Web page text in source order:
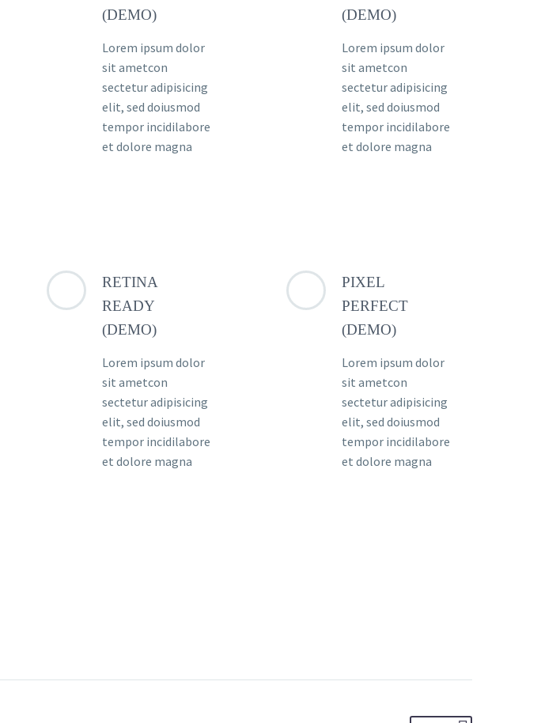
(DEMO)
Lorem ipsum dolor
sit ametcon
sectetur adipisicing
elit, sed doiusmod
tempor incidilabore
et dolore magna
(DEMO)
Lorem ipsum dolor
sit ametcon
sectetur adipisicing
elit, sed doiusmod
tempor incidilabore
et dolore magna
RETINA
READY
(DEMO)
Lorem ipsum dolor
sit ametcon
sectetur adipisicing
elit, sed doiusmod
tempor incidilabore
et dolore magna
PIXEL
PERFECT
(DEMO)
Lorem ipsum dolor
sit ametcon
sectetur adipisicing
elit, sed doiusmod
tempor incidilabore
et dolore magna